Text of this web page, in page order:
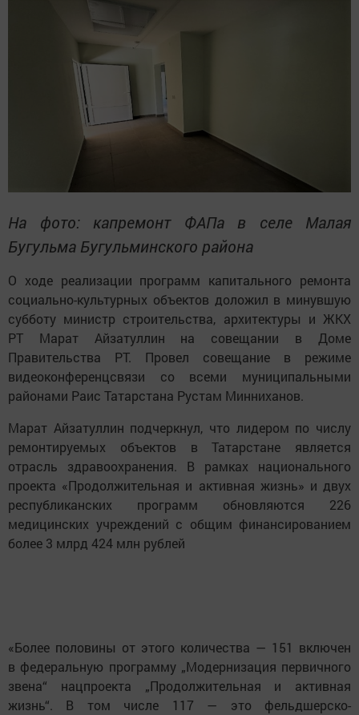
На фото: капремонт ФАПа в селе Малая
Бугульма Бугульминского района
О ходе реализации программ капитального ремонта
социально-культурных объектов доложил в минувшую
субботу министр строительства, архитектуры и ЖКХ
РТ Марат Айзатуллин на совещании в Доме
Правительства РТ. Провел совещание в режиме
видеоконференцсвязи со всеми муниципальными
районами Раис Татарстана Рустам Минниханов.
Марат Айзатуллин подчеркнул, что лидером по числу
ремонтируемых объектов в Татарстане является
отрасль здравоохранения. В рамках национального
проекта «Продолжительная и активная жизнь» и двух
республиканских программ обновляются 226
медицинских учреждений с общим финансированием
более 3 млрд 424 млн рублей
«Более половины от этого количества — 151 включен
в федеральную программу „Модернизация первичного
звена“ нацпроекта „Продолжительная и активная
жизнь“. В том числе 117 — это фельдшерско-